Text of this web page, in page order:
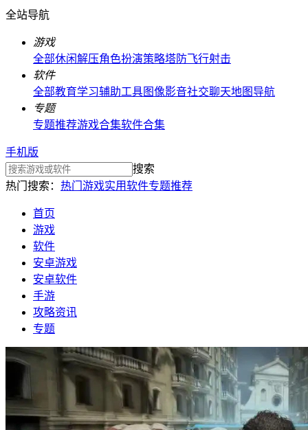
全站导航
游戏
全部休闲解压角色扮演策略塔防飞行射击
软件
全部教育学习辅助工具图像影音社交聊天地图导航
专题
专题推荐游戏合集软件合集
手机版
搜索
热门搜索： 热门游戏实用软件专题推荐
首页
游戏
软件
安卓游戏
安卓软件
手游
攻略资讯
专题